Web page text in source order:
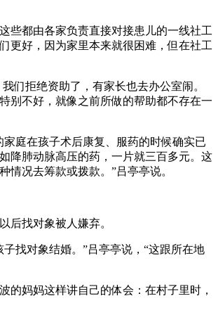
些都由各家负责直接对接患儿的一线社工
更好，因为家里本来就很困难，但在社工
们拒绝资助了，有家长也去办公室闹。
别不好，就像之前所做的帮助都不存在一
庭在孩子术后康复、服药的时候确实已
降肺动脉高压的药，一片就三百多元。这
况去筹款或拨款。”吕亭亭说。
后找对象被人嫌弃。
找对象结婚。”吕亭亭说，“这跟所在地
妈妈这样讲自己的体会：在村子里时，